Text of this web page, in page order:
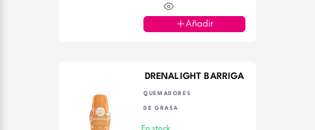
Añadir
DRENALIGHT BARRIGA PLANA 600ML
QUEMADORES
DE GRASA